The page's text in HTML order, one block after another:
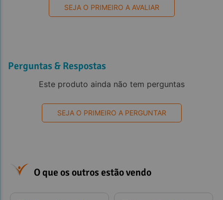
SEJA O PRIMEIRO A AVALIAR
Perguntas & Respostas
Este produto ainda não tem perguntas
SEJA O PRIMEIRO A PERGUNTAR
O que os outros estão vendo